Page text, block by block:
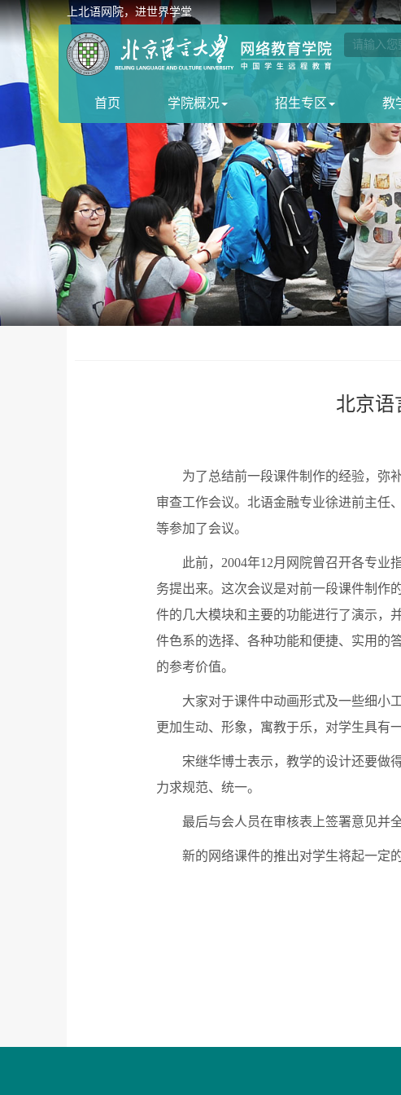
上北语网院，进世界学堂
首页 学院概况 招生专区 教
北京语
为了总结前一段课件制作的经验，弥
审查工作会议。北语金融专业徐进前主任
等参加了会议。
此前，2004年12月网院曾召开各专
务提出来。这次会议是对前一段课件制作
件的几大模块和主要的功能进行了演示，
件色系的选择、各种功能和便捷、实用的
的参考价值。
大家对于课件中动画形式及一些细小
更加生动、形象，寓教于乐，对学生具有
宋继华博士表示，教学的设计还要做
力求规范、统一。
最后与会人员在审核表上签署意见并
新的网络课件的推出对学生将起一定